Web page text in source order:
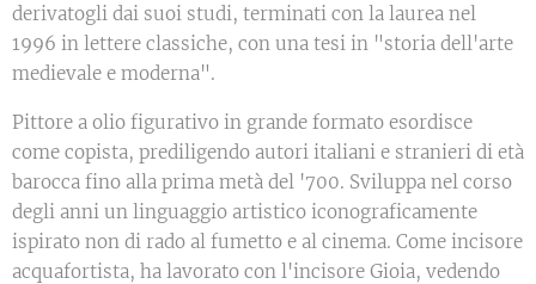
derivatogli dai suoi studi, terminati con la laurea nel
1996 in lettere classiche, con una tesi in "storia dell'arte
medievale e moderna".
Pittore a olio figurativo in grande formato esordisce
come copista, prediligendo autori italiani e stranieri di età
barocca fino alla prima metà del '700. Sviluppa nel corso
degli anni un linguaggio artistico iconograficamente
ispirato non di rado al fumetto e al cinema. Come incisore
acquafortista, ha lavorato con l'incisore Gioia, vedendo